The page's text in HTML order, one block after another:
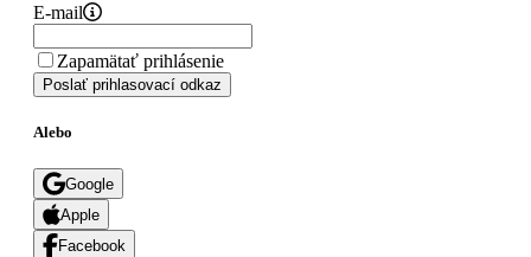
E-mail
Zapamätať prihlásenie
Poslať prihlasovací odkaz
Alebo
Google
Apple
Facebook